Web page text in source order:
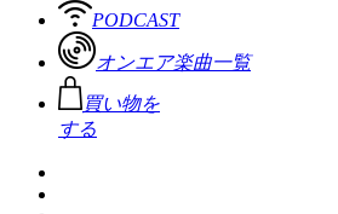
PODCAST
オンエア楽曲一覧
買い物を
する